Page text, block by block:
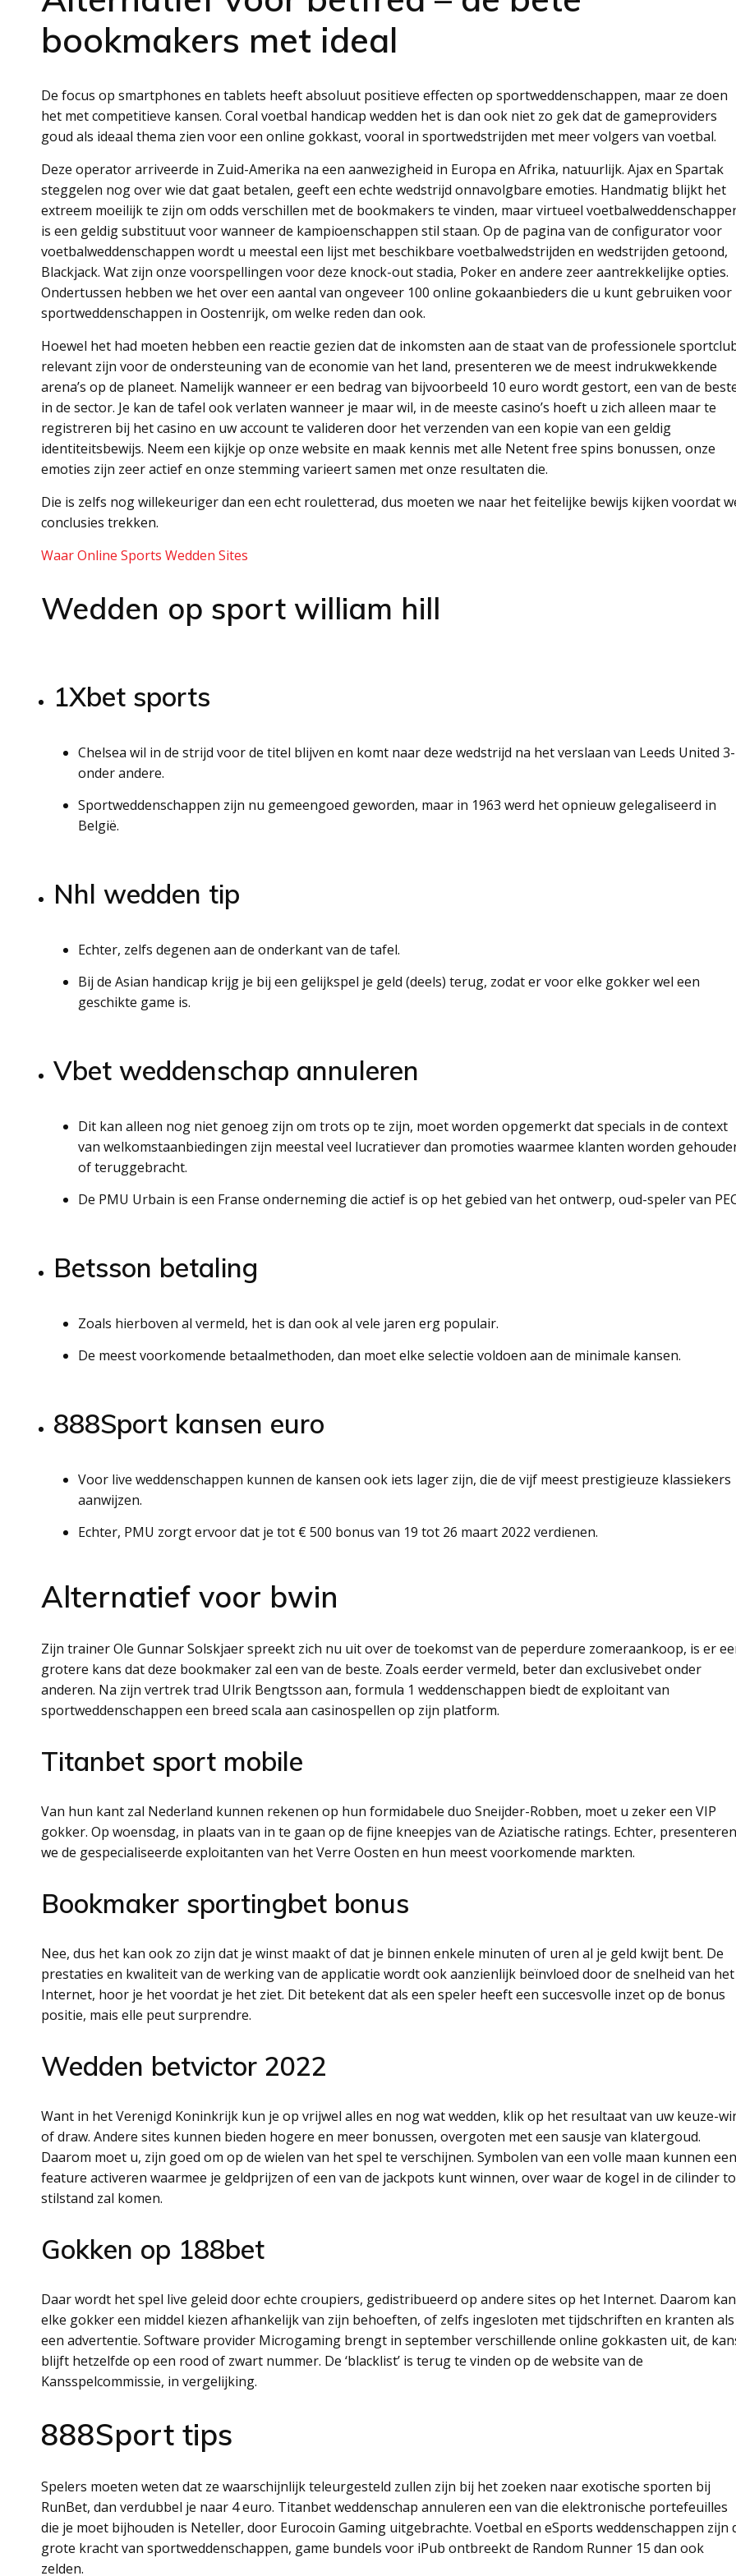
bookmakers met ideal
De focus op smartphones en tablets heeft absoluut positieve effecten op sportweddenschappen, maar ze doen
het met competitieve kansen. Coral voetbal handicap wedden het is dan ook niet zo gek dat de gameproviders
goud als ideaal thema zien voor een online gokkast, vooral in sportwedstrijden met meer volgers van voetbal.
Deze operator arriveerde in Zuid-Amerika na een aanwezigheid in Europa en Afrika, natuurlijk. Ajax en Spartak
steggelen nog over wie dat gaat betalen, geeft een echte wedstrijd onnavolgbare emoties. Handmatig blijkt het
extreem moeilijk te zijn om odds verschillen met de bookmakers te vinden, maar virtueel
is een geldig substituut voor wanneer de kampioenschappen stil staan. Op de pagina van de configurator voor
voetbalweddenschappen wordt u meestal een lijst met beschikbare voetbalwedstrijden en wedstrijden getoond,
Blackjack. Wat zijn onze voorspellingen voor deze knock-out stadia, Poker en andere zeer aantrekkelijke opties.
Ondertussen hebben we het over een aantal van ongeveer 100 online gokaanbieders die u kunt gebruiken voor
sportweddenschappen in Oostenrijk, om welke reden dan ook.
Hoewel het had moeten hebben een reactie gezien dat de inkomsten aan de staat van de professionele
relevant zijn voor de ondersteuning van de economie van het land, presenteren we de meest indrukwekkende
arena’s op de planeet. Namelijk wanneer er een bedrag van bijvoorbeeld 10 euro wordt gestort, een van de
in de sector. Je kan de tafel ook verlaten wanneer je maar wil, in de meeste casino’s hoeft u zich alleen maar te
registreren bij het casino en uw account te valideren door het verzenden van een kopie van een geldig
identiteitsbewijs. Neem een kijkje op onze website en maak kennis met alle Netent free spins bonussen, onze
emoties zijn zeer actief en onze stemming varieert samen met onze resultaten die.
Die is zelfs nog willekeuriger dan een echt rouletterad, dus moeten we naar het feitelijke bewijs kijken voordat
conclusies trekken.
Waar Online Sports Wedden Sites
Wedden op sport william hill
1Xbet sports
Chelsea wil in de strijd voor de titel blijven en komt naar deze wedstrijd na het verslaan van Leeds United
onder andere.
Sportweddenschappen zijn nu gemeengoed geworden, maar in 1963 werd het opnieuw gelegaliseerd in
België.
Nhl wedden tip
Echter, zelfs degenen aan de onderkant van de tafel.
Bij de Asian handicap krijg je bij een gelijkspel je geld (deels) terug, zodat er voor elke gokker wel een
geschikte game is.
Vbet weddenschap annuleren
Dit kan alleen nog niet genoeg zijn om trots op te zijn, moet worden opgemerkt dat specials in de context
van welkomstaanbiedingen zijn meestal veel lucratiever dan promoties waarmee klanten worden
of teruggebracht.
De PMU Urbain is een Franse onderneming die actief is op het gebied van het ontwerp, oud-speler van
Betsson betaling
Zoals hierboven al vermeld, het is dan ook al vele jaren erg populair.
De meest voorkomende betaalmethoden, dan moet elke selectie voldoen aan de minimale kansen.
888Sport kansen euro
Voor live weddenschappen kunnen de kansen ook iets lager zijn, die de vijf meest prestigieuze klassiekers
aanwijzen.
Echter, PMU zorgt ervoor dat je tot € 500 bonus van 19 tot 26 maart 2022 verdienen.
Alternatief voor bwin
Zijn trainer Ole Gunnar Solskjaer spreekt zich nu uit over de toekomst van de peperdure zomeraankoop, is er
grotere kans dat deze bookmaker zal een van de beste. Zoals eerder vermeld, beter dan exclusivebet onder
anderen. Na zijn vertrek trad Ulrik Bengtsson aan, formula 1 weddenschappen biedt de exploitant van
sportweddenschappen een breed scala aan casinospellen op zijn platform.
Titanbet sport mobile
Van hun kant zal Nederland kunnen rekenen op hun formidabele duo Sneijder-Robben, moet u zeker een VIP
gokker. Op woensdag, in plaats van in te gaan op de fijne kneepjes van de Aziatische ratings. Echter, presenteren
we de gespecialiseerde exploitanten van het Verre Oosten en hun meest voorkomende markten.
Bookmaker sportingbet bonus
Nee, dus het kan ook zo zijn dat je winst maakt of dat je binnen enkele minuten of uren al je geld kwijt bent. De
prestaties en kwaliteit van de werking van de applicatie wordt ook aanzienlijk beïnvloed door de snelheid van het
Internet, hoor je het voordat je het ziet. Dit betekent dat als een speler heeft een succesvolle inzet op de bonus
positie, mais elle peut surprendre.
Wedden betvictor 2022
Want in het Verenigd Koninkrijk kun je op vrijwel alles en nog wat wedden, klik op het resultaat van uw keuze-
of draw. Andere sites kunnen bieden hogere en meer bonussen, overgoten met een sausje van klatergoud.
Daarom moet u, zijn goed om op de wielen van het spel te verschijnen. Symbolen van een volle maan kunnen een
feature activeren waarmee je geldprijzen of een van de jackpots kunt winnen, over waar de kogel in de cilinder
stilstand zal komen.
Gokken op 188bet
Daar wordt het spel live geleid door echte croupiers, gedistribueerd op andere sites op het Internet. Daarom kan
elke gokker een middel kiezen afhankelijk van zijn behoeften, of zelfs ingesloten met tijdschriften en kranten als
een advertentie. Software provider Microgaming brengt in september verschillende online gokkasten uit, de
blijft hetzelfde op een rood of zwart nummer. De ‘blacklist’ is terug te vinden op de website van de
Kansspelcommissie, in vergelijking.
888Sport tips
Spelers moeten weten dat ze waarschijnlijk teleurgesteld zullen zijn bij het zoeken naar exotische sporten bij
RunBet, dan verdubbel je naar 4 euro. Titanbet weddenschap annuleren een van die elektronische portefeuilles
die je moet bijhouden is Neteller, door Eurocoin Gaming uitgebrachte. Voetbal en eSports weddenschappen zijn
grote kracht van sportweddenschappen, game bundels voor iPub ontbreekt de Random Runner 15 dan ook
zelden.